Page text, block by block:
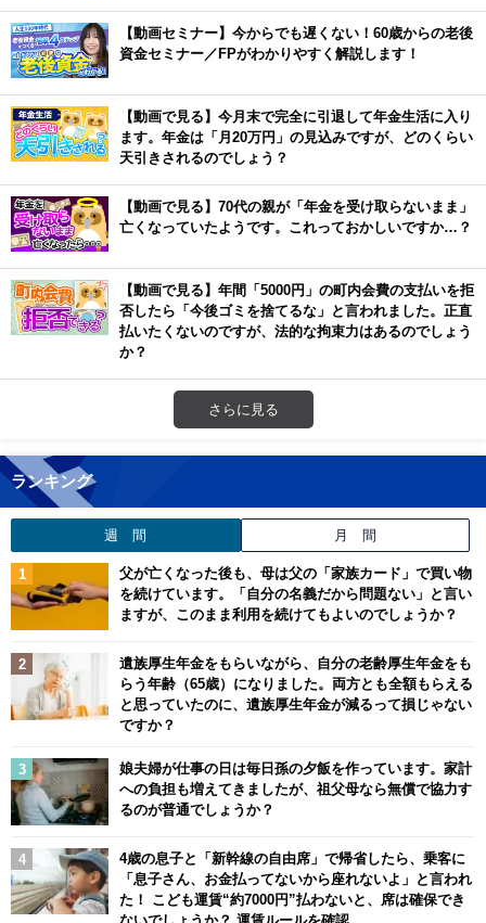
【動画セミナー】今からでも遅くない！60歳からの老後
資金セミナー／FPがわかりやすく解説します！
【動画で見る】今月末で完全に引退して年金生活に入り
ます。年金は「月20万円」の見込みですが、どのくらい
天引きされるのでしょう？
【動画で見る】70代の親が「年金を受け取らないまま」
亡くなっていたようです。これっておかしいですか…？
【動画で見る】年間「5000円」の町内会費の支払いを拒
否したら「今後ゴミを捨てるな」と言われました。正直
払いたくないのですが、法的な拘束力はあるのでしょう
か？
さらに見る
ランキング
週 間 月 間
父が亡くなった後も、母は父の「家族カード」で買い物
を続けています。「自分の名義だから問題ない」と言い
ますが、このまま利用を続けてもよいのでしょうか？
遺族厚生年金をもらいながら、自分の老齢厚生年金をも
らう年齢（65歳）になりました。両方とも全額もらえる
と思っていたのに、遺族厚生年金が減るって損じゃない
ですか？
娘夫婦が仕事の日は毎日孫の夕飯を作っています。家計
への負担も増えてきましたが、祖父母なら無償で協力す
るのが普通でしょうか？
4歳の息子と「新幹線の自由席」で帰省したら、乗客に
「息子さん、お金払ってないから座れないよ」と言われ
た！ こども運賃“約7000円”払わないと、席は確保でき
ないでしょうか？ 運賃ルールを確認